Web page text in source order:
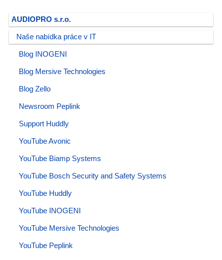
AUDIOPRO s.r.o.
Naše nabídka práce v IT
Blog INOGENI
Blog Mersive Technologies
Blog Zello
Newsroom Peplink
Support Huddly
YouTube Avonic
YouTube Biamp Systems
YouTube Bosch Security and Safety Systems
YouTube Huddly
YouTube INOGENI
YouTube Mersive Technologies
YouTube Peplink